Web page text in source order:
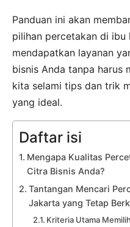
Panduan ini akan
pilihan percetakan di ibu
mendapatkan layanan
bisnis Anda tanpa harus
kita selami tips dan trik
yang ideal.
Daftar isi
Mengapa Kualitas
Citra Bisnis Anda?
Tantangan Mencari
Jakarta yang Tetap
Kriteria Utama